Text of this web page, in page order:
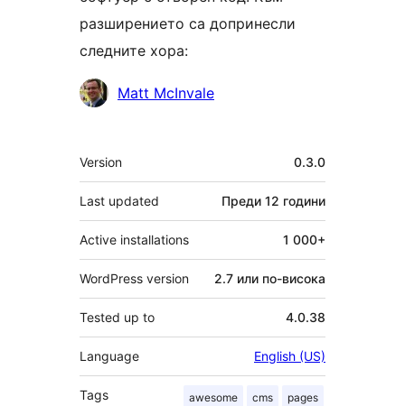
разширението са допринесли
следните хора:
Сътрудници
Matt McInvale
Мета
Version 0.3.0
Last updated Преди 12 години
Active installations 1 000+
WordPress version 2.7 или по-висока
Tested up to 4.0.38
Language English (US)
Tags awesome cms pages